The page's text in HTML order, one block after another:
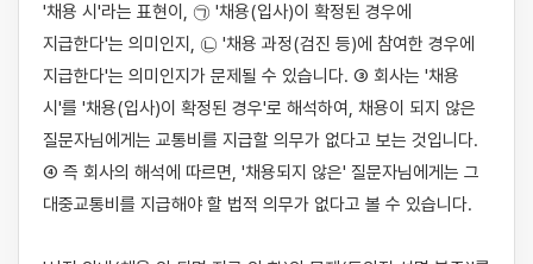
'채용 시'라는 표현이, ㉠ '채용(입사)이 확정된 경우에
지급한다'는 의미인지, ㉡ '채용 과정(검진 등)에 참여한 경우에
지급한다'는 의미인지가 문제될 수 있습니다. ③ 회사는 '채용
시'를 '채용(입사)이 확정된 경우'로 해석하여, 채용이 되지 않은
질문자님에게는 교통비를 지급할 의무가 없다고 보는 것입니다.
④ 즉 회사의 해석에 따르면, '채용되지 않은' 질문자님에게는 그
대중교통비를 지급해야 할 법적 의무가 없다고 볼 수 있습니다.